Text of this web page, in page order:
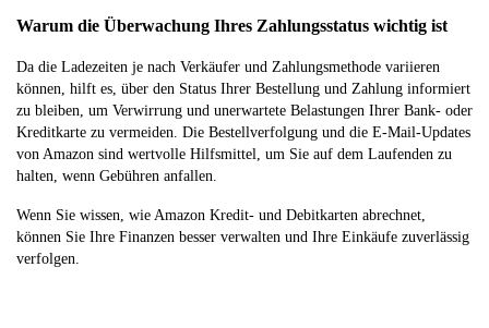
Warum die Überwachung Ihres Zahlungsstatus wichtig ist
Da die Ladezeiten je nach Verkäufer und Zahlungsmethode variieren
können, hilft es, über den Status Ihrer Bestellung und Zahlung informiert
zu bleiben, um Verwirrung und unerwartete Belastungen Ihrer Bank- oder
Kreditkarte zu vermeiden. Die Bestellverfolgung und die E-Mail-Updates
von Amazon sind wertvolle Hilfsmittel, um Sie auf dem Laufenden zu
halten, wenn Gebühren anfallen.
Wenn Sie wissen, wie Amazon Kredit- und Debitkarten abrechnet,
können Sie Ihre Finanzen besser verwalten und Ihre Einkäufe zuverlässig
verfolgen.